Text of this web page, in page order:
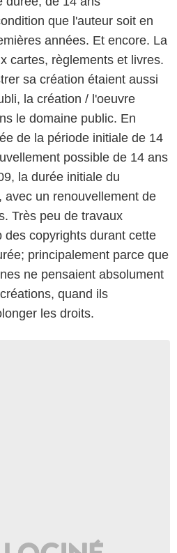
que l'auteur soit en
années. Et encore. La
cartes, règlements et livres.
sa création étaient aussi
la création / l'oeuvre
le domaine public. En
de la période initiale de 14
possible de 14 ans
la durée initiale du
avec un renouvellement de
Très peu de travaux
des copyrights durant cette
principalement parce que
ne pensaient absolument
quand ils
les droits.